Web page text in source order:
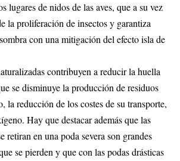
lugares de nidos de las aves, que a su vez
la proliferación de insectos y garantiza
con una mitigación del efecto isla de
contribuyen a reducir la huella
se disminuye la producción de residuos
la reducción de los costes de su transporte,
Hay que destacar además que las
retiran en una poda severa son grandes
se pierden y que con las podas drásticas